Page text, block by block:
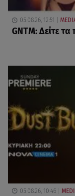
05.08.26, 12:51
GNTM: Δείτε
05.08.26, 10:46